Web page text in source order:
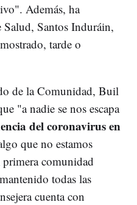
Además, ha
Salud, Santos Induráin,
tarde o
de la Comunidad, Buil
"a nadie se nos escapa
del coronavirus en
que no estamos
comunidad
todas las
cuenta con